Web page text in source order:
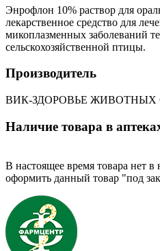
Энрофлон 10% раствор для
лекарственное средство для
микоплазменных заболеваний
сельскохозяйственной птицы.
Производитель
ВИК-ЗДОРОВЬЕ ЖИВОТНЫХ
Наличие товара в
В настоящее время товара нет
оформить данный товар "под